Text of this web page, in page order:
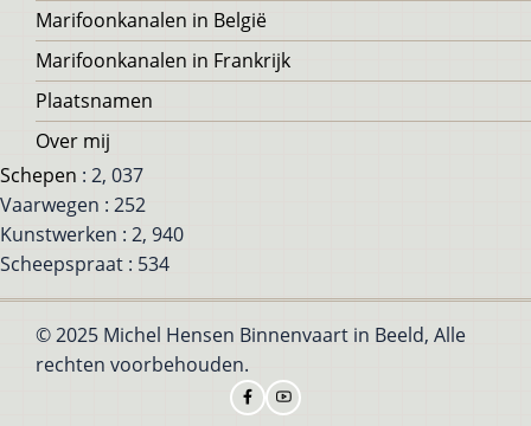
Marifoonkanalen in België
Marifoonkanalen in Frankrijk
Plaatsnamen
Over mij
Schepen : 2, 037
Vaarwegen : 252
Kunstwerken : 2, 940
Scheepspraat : 534
© 2025 Michel Hensen Binnenvaart in Beeld, Alle
rechten voorbehouden.